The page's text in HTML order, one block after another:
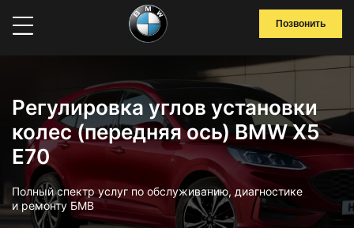
Позвонить
Регулировка углов установки
колес (передняя ось) BMW X5
E70
Полный спектр услуг по обслуживанию, диагностике
и ремонту БМВ